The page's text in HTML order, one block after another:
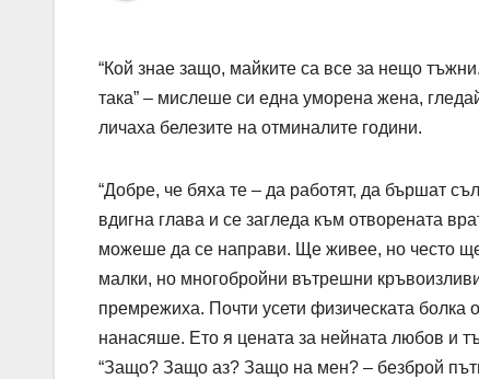
“Кой знае защо, майките са все за нещо
така” – мислеше си една уморена жена,
личаха белезите на отминалите години.
“Добре, че бяха те – да работят, да бършат
вдигна глава и се загледа към отворената
можеше да се направи. Ще живее, но често
малки, но многобройни вътрешни
премрежиха. Почти усети физическата болка
нанасяше. Ето я цената за нейната любов и
“Защо? Защо аз? Защо на мен? – безброй